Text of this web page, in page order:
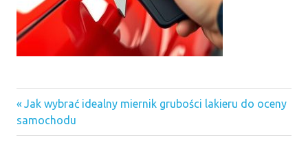
Nawigacja
wpisu
Previous
Post:
Jak wybrać idealny miernik grubości lakieru do oceny
samochodu